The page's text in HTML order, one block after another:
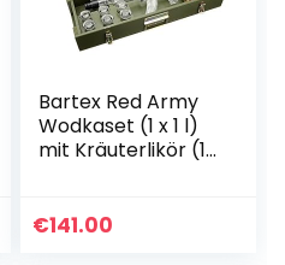
Bartex Red Army
Wodkaset (1 x 1 l)
mit Kräuterlikör (1
€141.00